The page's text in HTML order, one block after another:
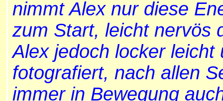
nimmt Alex nur diese
zum Start, leicht nervös
Alex jedoch locker
fotografiert, nach allen
immer in Bewegung